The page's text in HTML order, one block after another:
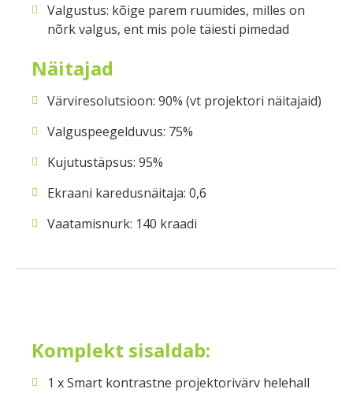
Valgustus: kõige parem ruumides, milles on
nõrk valgus, ent mis pole täiesti pimedad
Näitajad
Värviresolutsioon: 90% (vt projektori näitajaid)
Valguspeegelduvus: 75%
Kujutustäpsus: 95%
Ekraani karedusnäitaja: 0,6
Vaatamisnurk: 140 kraadi
Komplekt sisaldab:
1 x Smart kontrastne projektorivärv helehall